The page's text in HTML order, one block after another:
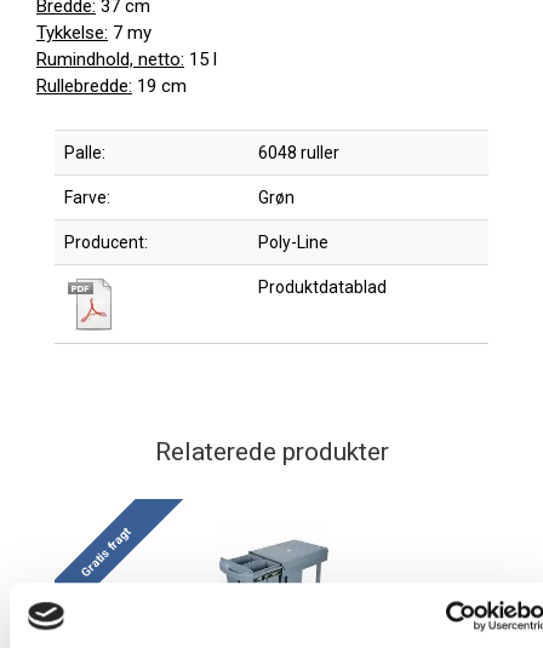
Bredde: 37 cm
Tykkelse: 7 my
Rumindhold, netto: 15 l
Rullebredde: 19 cm
Palle: 6048 ruller
Farve: Grøn
Producent: Poly-Line
Produktdatablad
Relaterede produkter
Gratis fragt